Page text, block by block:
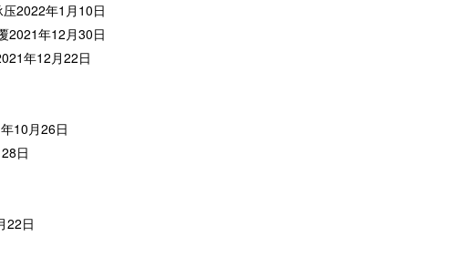
2022年1月10日
2021年12月30日
年12月22日
10月26日
日
22日